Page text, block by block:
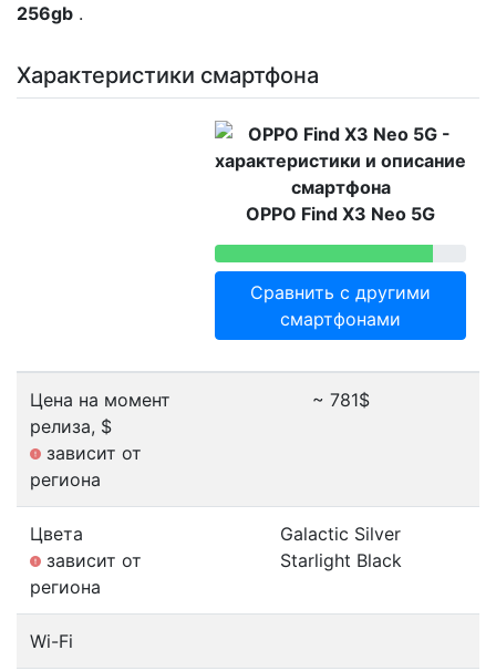
256gb .
Характеристики смартфона
OPPO Find X3 Neo 5G
Сравнить с другими
смартфонами
Цена на момент
релиза, $
зависит от
региона
~ 781$
Цвета
зависит от
региона
Galactic Silver
Starlight Black
Wi-Fi